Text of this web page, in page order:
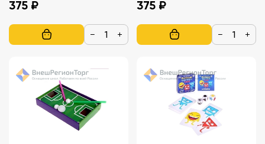
375 ₽
− +
375 ₽
− +